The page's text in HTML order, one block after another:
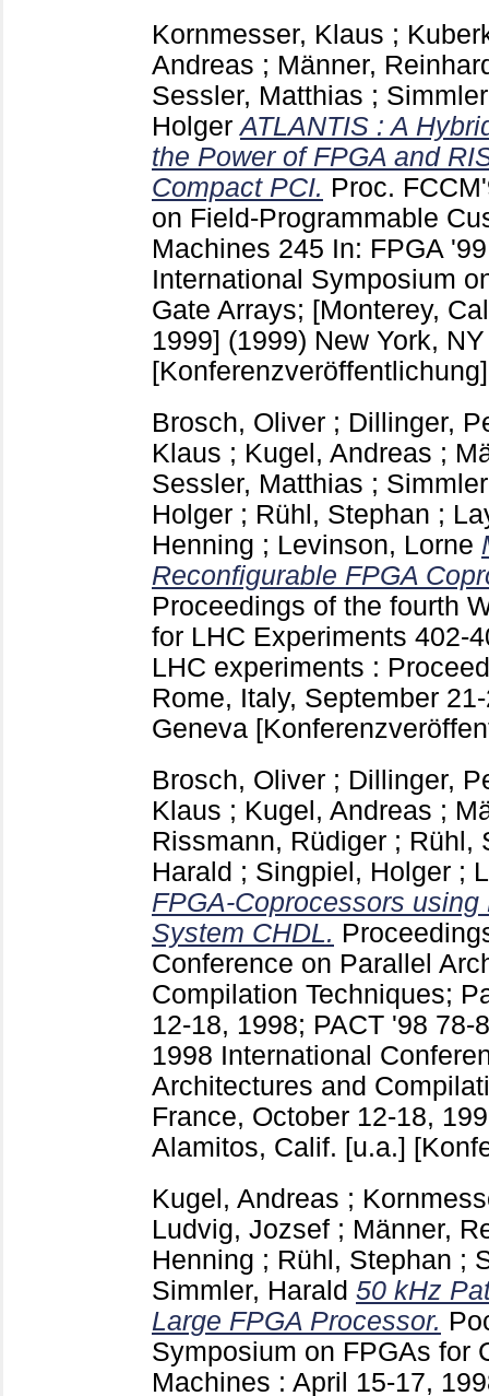
Kornmesser, Klaus ;
Andreas ; Männer,
Sessler, Matthias ;
Holger ATLANTIS : A
the Power of FPGA and
Compact PCI. Proc.
on Field-Programmable
Machines 245 In: FPGA
International Symposium
Gate Arrays; [Monterey,
1999] (1999) New York, NY
[Konferenzveröffentlichung]
Brosch, Oliver ; Dillinger,
Klaus ; Kugel, Andreas ;
Sessler, Matthias ;
Holger ; Rühl, Stephan ;
Henning ; Levinson, Lorne
Reconfigurable FPGA
Proceedings of the fourth
for LHC Experiments 402-
LHC experiments :
Rome, Italy, September
Geneva
Brosch, Oliver ; Dillinger,
Klaus ; Kugel, Andreas ;
Rissmann, Rüdiger ; Rühl,
Harald ; Singpiel, Holger ;
FPGA-Coprocessors
System CHDL.
Conference on Parallel
Compilation Techniques;
12-18, 1998; PACT '98 78-
1998 International
Architectures and
France, October 12-18,
Alamitos, Calif. [u.a.]
Kugel, Andreas ;
Ludvig, Jozsef ; Männer,
Henning ; Rühl, Stephan ;
Simmler, Harald 50 kHz
Large FPGA Processor.
Symposium on FPGAs for
Machines : April 15-17,